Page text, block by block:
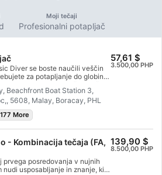
Moji tečaji
Profesionalni potapljač
Diver se boste naučili veščin
za potapljanje do globine
podvodnega sveta med
Celoten program Basic Diver
prizna v programe Scuba Diver
tako da lahko naredite naslednji
Beachfront Boat Station 3,
5608, Malay, Boracay, PHL
More
57,61 $
3.500,00 PHP
- Kombinacija tečaja (FA,
prvega posredovanja v nujnih
nudi usposabljanje in znanje, ki
139,90 $
8.500,00 PHP